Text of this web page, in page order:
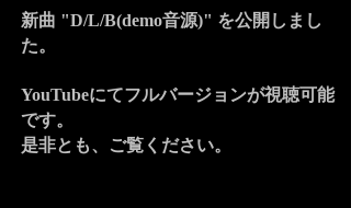
新曲 "D/L/B(demo音源)" を公開しまし
た。
​YouTubeにてフルバージョンが視聴可能
です。
​是非とも、ご覧ください。